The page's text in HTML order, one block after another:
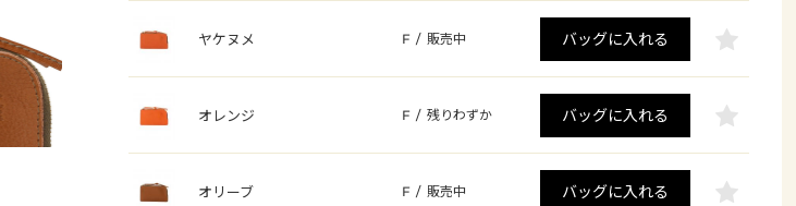
ヤケヌメ F / 販売中 バッグに入れる
オレンジ F / 残りわずか バッグに入れる
オリーブ F / 販売中 バッグに入れる